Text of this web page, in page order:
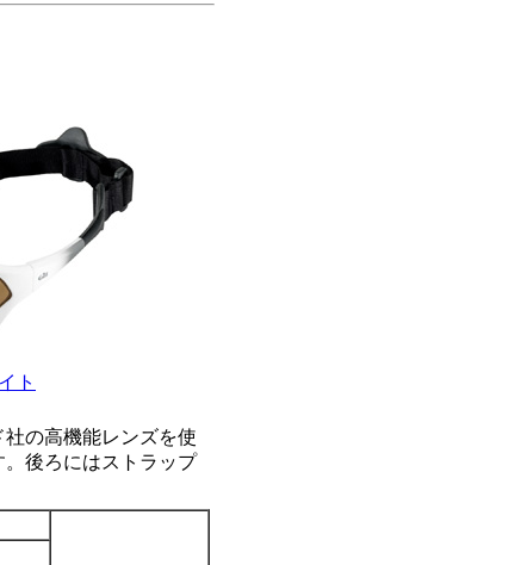
ト
の高機能レンズを使
後ろにはストラップ